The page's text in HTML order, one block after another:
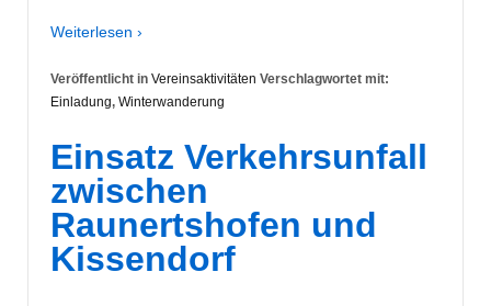
Weiterlesen ›
Veröffentlicht in Vereinsaktivitäten Verschlagwortet mit:
Einladung, Winterwanderung
Einsatz Verkehrsunfall
zwischen
Raunertshofen und
Kissendorf